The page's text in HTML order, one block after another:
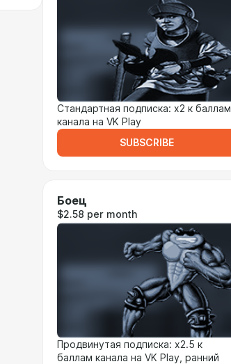
Стандартная подписка: x2 к баллам
канала на VK Play
SUBSCRIBE
Боец
$2.58 per month
Продвинутая подписка: x2.5 к
баллам канала на VK Play, ранний